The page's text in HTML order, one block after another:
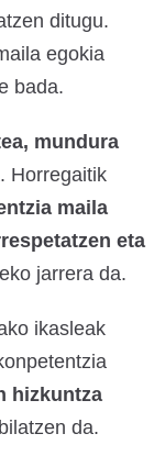
ditugu.
egokia
bada.
mundura
Horregaitik
maila
eta
jarrera da.
ikasleak
hizkuntza
da.